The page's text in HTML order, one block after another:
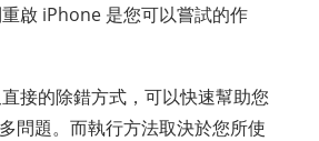
啟 iPhone 是您可以嘗試的作
接的除錯方式，可以快速幫助您
問題。而執行方法取決於您所使